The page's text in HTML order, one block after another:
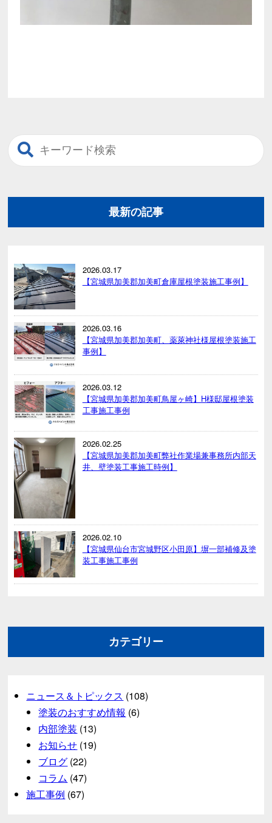
最新の記事
2026.03.17
【宮城県加美郡加美町倉庫屋根塗装施工事例】
2026.03.16
【宮城県加美郡加美町、薬萊神社様屋根塗装施工
事例】
2026.03.12
【宮城県加美郡加美町鳥屋ヶ崎】H様邸屋根塗装
工事施工事例
2026.02.25
【宮城県加美郡加美町弊社作業場兼事務所内部天
井、壁塗装工事施工時例】
2026.02.10
【宮城県仙台市宮城野区小田原】塀一部補修及塗
装工事施工事例
カテゴリー
ニュース＆トピックス (108)
塗装のおすすめ情報 (6)
内部塗装 (13)
お知らせ (19)
ブログ (22)
コラム (47)
施工事例 (67)